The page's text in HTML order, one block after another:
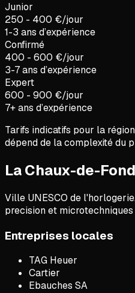
Junior
250 - 400 €/jour
1-3 ans d’expérience
Confirmé
400 - 600 €/jour
3-7 ans d’expérience
Expert
600 - 900 €/jour
7+ ans d’expérience
Tarifs indicatifs pour la région
dépend de la complexité du
La Chaux-de-
Ville UNESCO de
precision et microtechniques
Entreprises locales
TAG Heuer
Cartier
Ebauches SA